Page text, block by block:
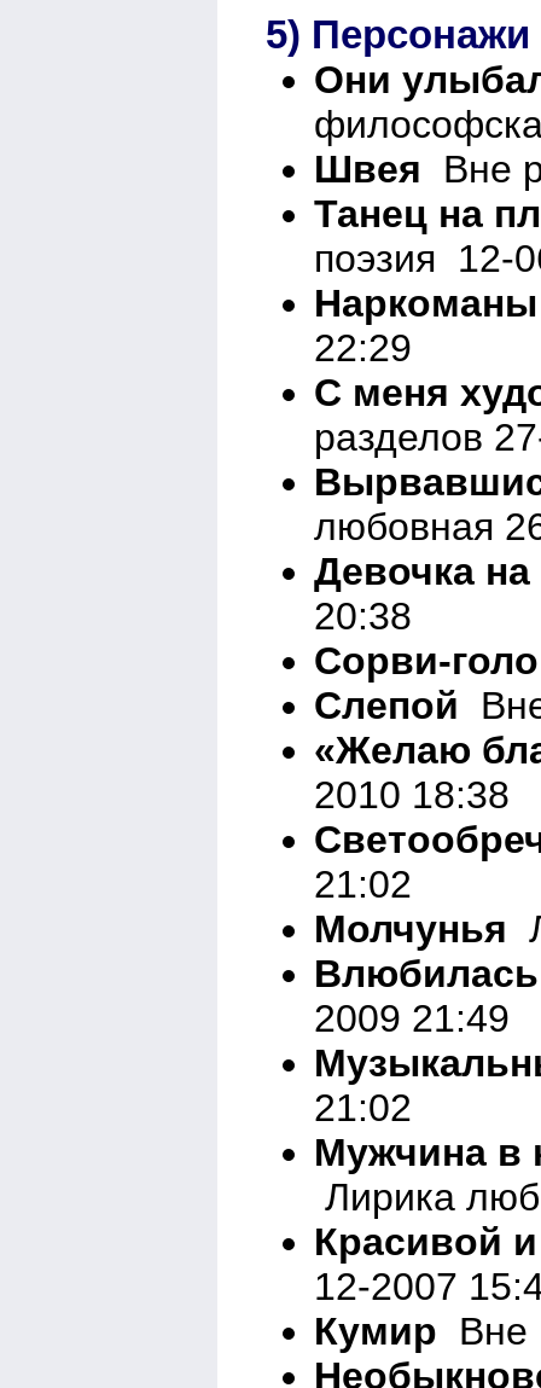
5) Персонажи
Они
Швея Вне
Танец на
поэзия 12-
Наркоманы
22:29
С меня
разделов
любовная
Девочка
20:38
Сорви-
Слепой
«Желаю
2010 18:38
21:02
Молчунья
Влюбилась
2009 21:49
21:02
Мужчина в
Лирика
Красивой
12-2007
Кумир Вне